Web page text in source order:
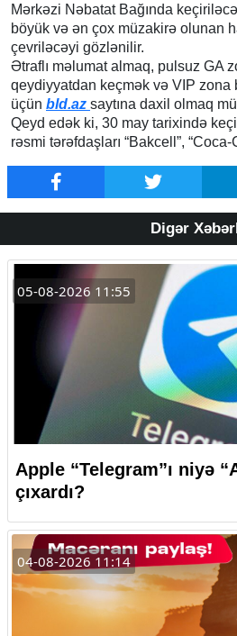
Mərkəzi Nəbatat Bağında
böyük və ən çox müzakirə olunan
çevriləcəyi gözlənilir.
Ətraflı məlumat almaq, pulsuz GA
qeydiyyatdan keçmək və VIP zona
üçün bld.az saytına daxil olmaq
Qeyd edək ki, 30 may tarixində
rəsmi tərəfdaşları “Bakcell”,
Digər
05-08-2026 11:55
Apple “Telegram”ı niyə
çıxardı?
04-08-2026 11:14